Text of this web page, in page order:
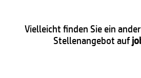
Vielleicht finden Sie ein
Stellenangebot auf